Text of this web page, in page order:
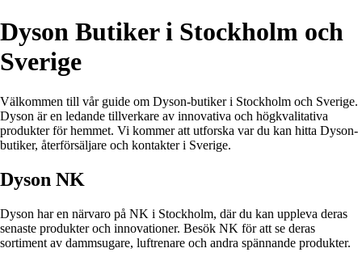
Dyson Butiker i Stockholm och
Sverige
Välkommen till vår guide om Dyson-butiker i Stockholm och Sverige.
Dyson är en ledande tillverkare av innovativa och högkvalitativa
produkter för hemmet. Vi kommer att utforska var du kan hitta Dyson-
butiker, återförsäljare och kontakter i Sverige.
Dyson NK
Dyson har en närvaro på NK i Stockholm, där du kan uppleva deras
senaste produkter och innovationer. Besök NK för att se deras
sortiment av dammsugare, luftrenare och andra spännande produkter.